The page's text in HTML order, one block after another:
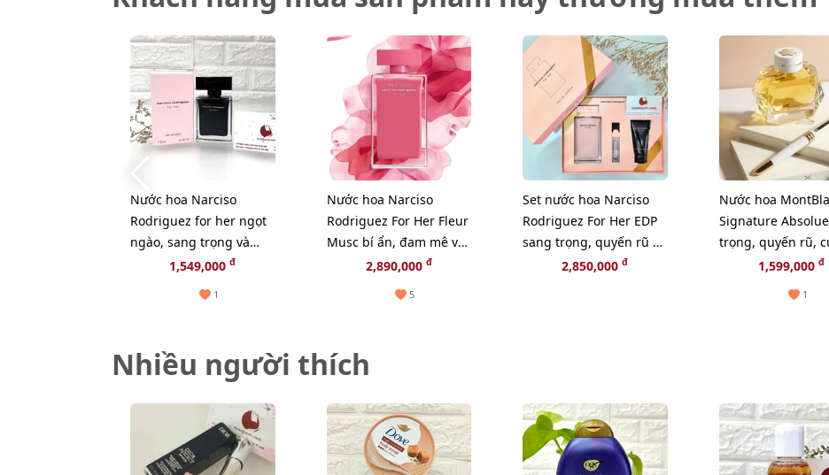
Nước hoa Narciso
Rodriguez for her ngọt
ngào, sang trọng và
quyến rũ, EDT - 30ml
1,549,000đ
1
Nước hoa Narciso
Rodriguez For Her Fleur
Musc bí ẩn, đam mê và
hiện đại, EDP - 100ml
2,890,000 đ
5
Set nước hoa Narciso
Rodriguez For Her EDP
sang trọng, quyến rũ và
nữ tính (HOT HIT)
2,850,000đ
Nước hoa
Signature
trọng, quyến rũ,
hút, 90ml - EDP
1,599,000đ
1
Nhiều người thích